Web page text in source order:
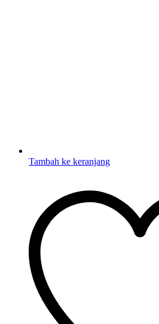
Tambah ke keranjang